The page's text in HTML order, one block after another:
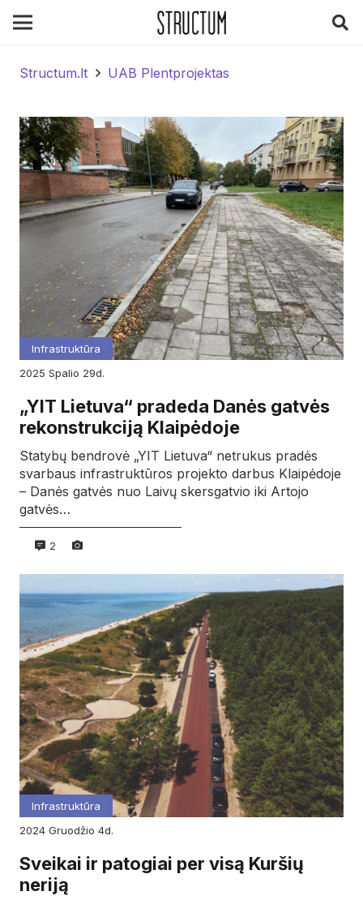
Structum.lt UAB Plentprojektas
Infrastruktūra
2025
spalio 29d.
„YIT Lietuva“ pradeda Danės gatvės
rekonstrukciją Klaipėdoje
Statybų bendrovė „YIT Lietuva“ netrukus pradės
svarbaus infrastruktūros projekto darbus Klaipėdoje
– Danės gatvės nuo Laivų skersgatvio iki Artojo
gatvės…
2
Infrastruktūra
2024
gruodžio 4d.
Sveikai ir patogiai per visą Kuršių
neriją